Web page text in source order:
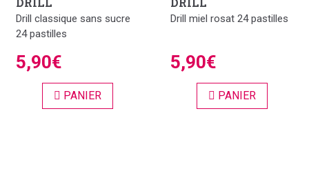
Drill classique sans sucre
24 pastilles
5,90€
PANIER
Drill miel rosat 24 pastilles
5,90€
PANIER